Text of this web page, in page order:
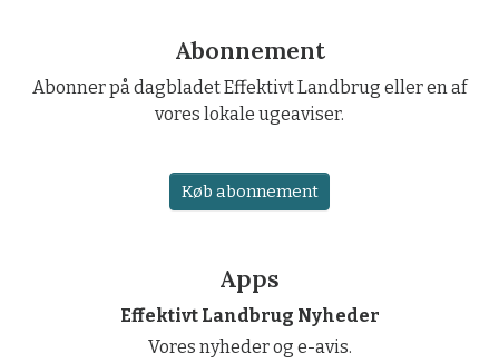
Abonnement
Abonner på dagbladet Effektivt Landbrug eller en af
vores lokale ugeaviser.
Køb abonnement
Apps
Effektivt Landbrug Nyheder
Vores nyheder og e-avis.